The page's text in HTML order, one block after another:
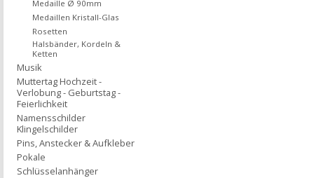
Medaille Ø 90mm
Medaillen Kristall-Glas
Rosetten
Halsbänder, Kordeln &
Ketten
Musik
Muttertag Hochzeit -
Verlobung - Geburtstag -
Feierlichkeit
Namensschilder
Klingelschilder
Pins, Anstecker & Aufkleber
Pokale
Schlüsselanhänger